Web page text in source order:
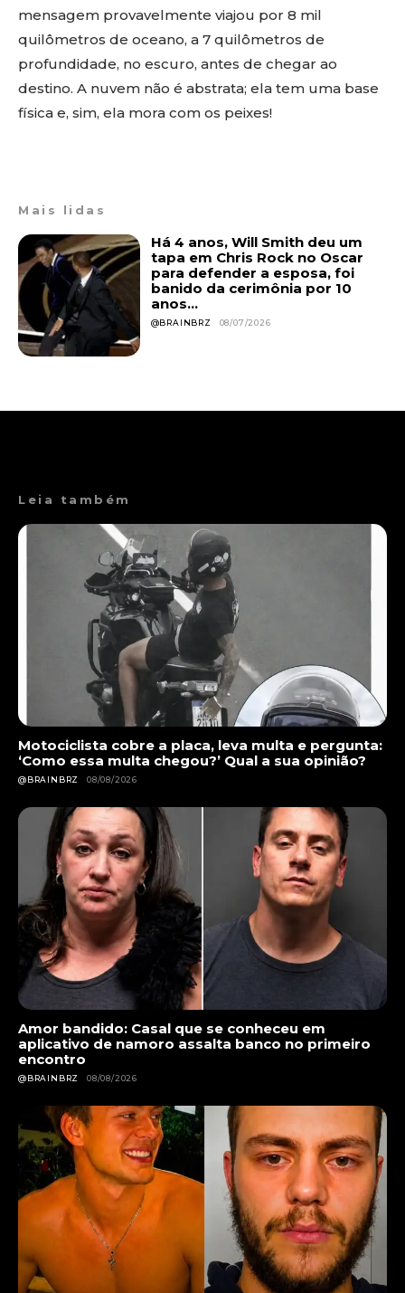
mensagem provavelmente viajou por 8 mil
quilômetros de oceano, a 7 quilômetros de
profundidade, no escuro, antes de chegar ao
destino. A nuvem não é abstrata; ela tem uma base
física e, sim, ela mora com os peixes!
Mais lidas
Há 4 anos, Will Smith deu um
tapa em Chris Rock no Oscar
para defender a esposa, foi
banido da cerimônia por 10
anos...
@BRAINBRZ 08/07/2026
Leia também
Motociclista cobre a placa, leva multa e pergunta:
‘Como essa multa chegou?’ Qual a sua opinião?
@BRAINBRZ 08/08/2026
Amor bandido: Casal que se conheceu em
aplicativo de namoro assalta banco no primeiro
encontro
@BRAINBRZ 08/08/2026